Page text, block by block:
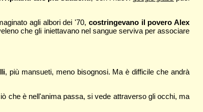
agli albori dei '70, costringevano il povero Alex
che gli iniettavano nel sangue serviva per associare
, più mansueti, meno bisognosi. Ma è difficile che andrà
che è nell'anima passa, si vede attraverso gli occhi, ma